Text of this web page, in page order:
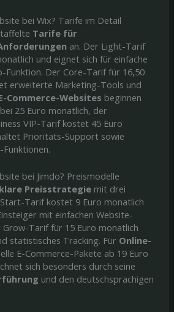
bei Wix? Tarife im Detail
Tarife für
an. Der Light-Tarif
und eignet sich für einfache
Funktion. Der Core-Tarif für 16,50
erweiterte Marketing-Tools und
Commerce-Websites beginnen
25 Euro monatlich, der
VIP-Tarif kostet 45 Euro
Prioritäts-Support sowie
bei Jimdo? Preismodelle
klare Preisstrategiemit drei
Tarif kostet 9 Euro monatlich
mit einfachen Website-
Tarif für 15 Euro monatlich
statistisches Tracking. Für Online-
E-Commerce-Pakete ab 19 Euro
sich besonders durch seine
und den deutschsprachigen